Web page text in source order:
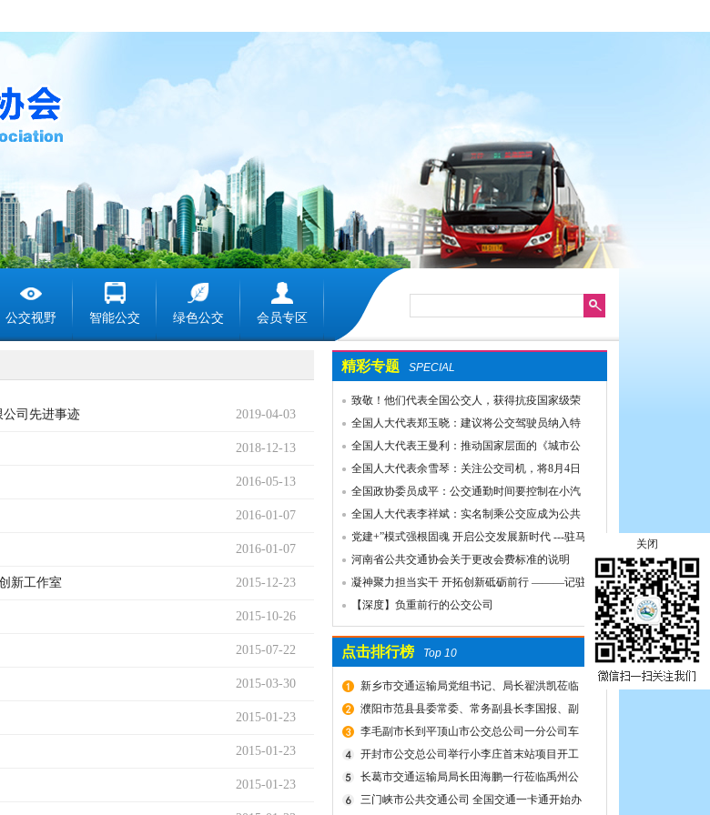
公交视野 智能公交 绿色公交 会员专区
精彩专题 SPECIAL
致敬！他们代表全国公交人，获得抗疫国家级荣
誉！全国人大代表郑玉晓：建议将公交驾驶员纳入特
殊工种，实行提前退休
全国人大代表王曼利：推动国家层面的《城市公
共交通条例》出台
全国人大代表余雪琴：关注公交司机，将8月4日
设为“巴士节
全国政协委员成平：公交通勤时间要控制在小汽
车1.5倍以内
全国人大代表李祥斌：实名制乘公交应成为公共
规则党建+”模式强根固魂 开启公交发展新时代 ---驻马
店市公交公司党委先进党组织推荐事迹材料
河南省公共交通协会关于更改会费标准的说明
凝神聚力担当实干 开拓创新砥砺前行 ———记驻
马店市公共交通有限公司先进事迹
【深度】负重前行的公交公司
点击排行榜 Top 10
新乡市交通运输局党组书记、局长翟洪凯莅临
公交调研指导
濮阳市范县县委常委、常务副县长李国报、副
县长宋庆军一行莅临禹州公交公司考察城乡交通
运输一体化建设情况
李毛副市长到平顶山市公交总公司一分公司车
场视察春运安全工作
开封市公交总公司举行小李庄首末站项目开工
奠基仪式
长葛市交通运输局局长田海鹏一行莅临禹州公
交公司考察交流
三门峡市公共交通公司 全国交通一卡通开始办
司先进事迹 2019-04-03
2018-12-13
2016-05-13
2016-01-07
2016-01-07
新工作室 2015-12-23
2015-10-26
2015-07-22
2015-03-30
2015-01-23
2015-01-23
2015-01-23
关闭